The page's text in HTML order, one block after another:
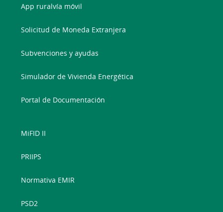
App ruralvía móvil
Solicitud de Moneda Extranjera
Subvenciones y ayudas
Simulador de Vivienda Energética
Portal de Documentación
MiFID II
PRIIPS
Normativa EMIR
PSD2